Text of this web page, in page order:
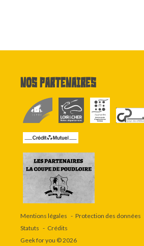
Nos partenaires
Mentions légales
Protection des données
Statuts
Crédits
Geek for you © 2026